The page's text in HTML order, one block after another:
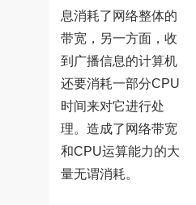
息消耗了网络整体的
带宽，另一方面，收
到广播信息的计算机
还要消耗一部分CPU
时间来对它进行处
理。造成了网络带宽
和CPU运算能力的大
量无谓消耗。